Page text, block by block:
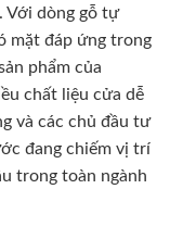
Với dòng gỗ tự
mặt đáp ứng trong
phẩm của
chất liệu cửa dễ
và các chủ đầu tư
đang chiếm vị trí
trong toàn ngành